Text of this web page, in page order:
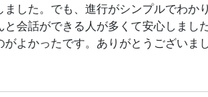
した。でも、進行がシンプルでわか
会話ができる人が多くて安心しまし
よかったです。ありがとうございま